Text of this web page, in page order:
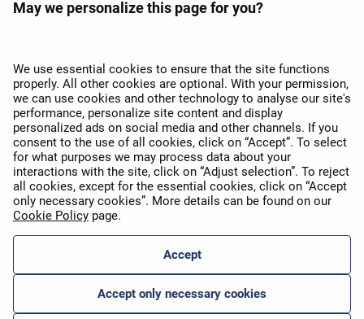
May we personalize this page for you?
We use essential cookies to ensure that the site functions
properly. All other cookies are optional. With your permission,
we can use cookies and other technology to analyse our site's
performance, personalize site content and display
personalized ads on social media and other channels. If you
consent to the use of all cookies, click on “Accept”. To select
for what purposes we may process data about your
interactions with the site, click on “Adjust selection”. To reject
all cookies, except for the essential cookies, click on “Accept
only necessary cookies”. More details can be found on our
Cookie Policy page.
Accept
Accept only necessary cookies
geriausią Wi-Fi Europoje
APEX 2026 Five Star Major
Airline Award
2025 m. „Flyers' Choice“